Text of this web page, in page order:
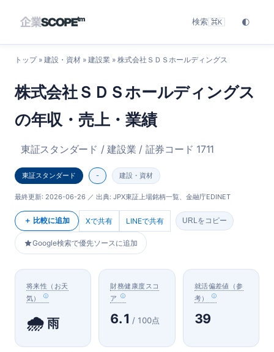
検索 ⌘K 🌓
トップ» 建設・資材 » 建設業 » 株式会社ＳＤＳホールディングス
株式会社ＳＤＳホールディングス
の年収・売上・業績
東証スタンダード / 建設業 / 証券コード 1711
東証スタンダード - 建設・資材
最終更新: 2026-06-26 ／ 出典: JPX東証上場銘柄一覧、金融庁EDINET
＋ 比較に追加 Xで共有 LINEで共有 URLをコピー
Google検索で優先ソースに追加
将来性（お天
気）
🌧️雨
財務健康度スコ
ア
6.1 / 100点
就活偏差値（参
考）
39